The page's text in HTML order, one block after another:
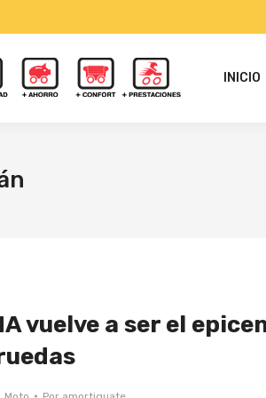
INICIO
vuelve a ser el